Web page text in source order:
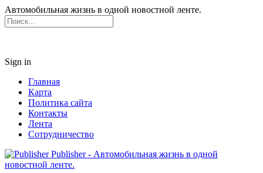
Автомобильная жизнь в одной новостной ленте.
Sign in
Главная
Карта
Политика сайта
Контакты
Лента
Сотрудничество
Publisher - Автомобильная жизнь в одной
новостной ленте.